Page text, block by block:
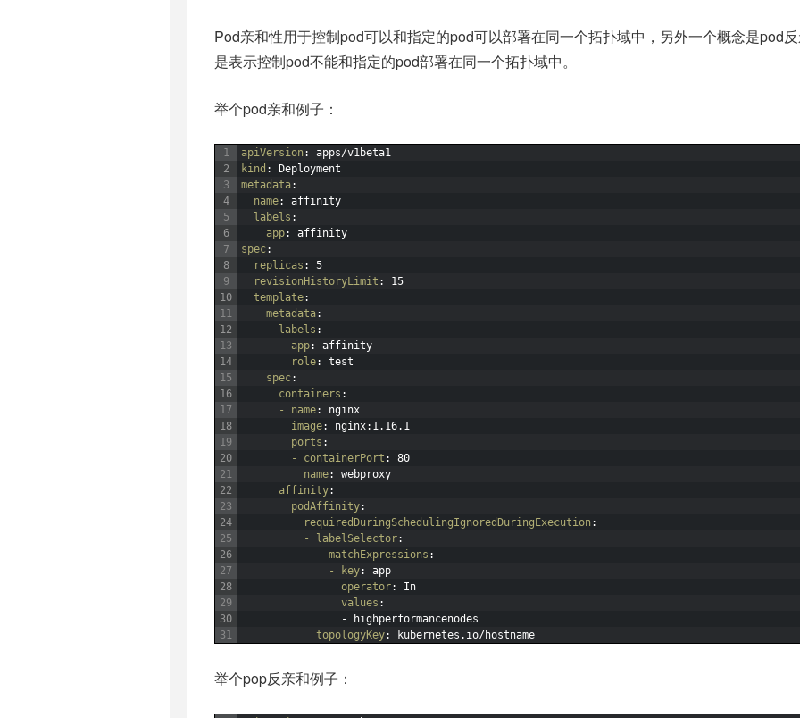
Pod亲和性用于控制pod可以和指定的pod可以部署在同一个拓扑域中，另外一个概念是pod
是表示控制pod不能和指定的pod部署在同一个拓扑域中。
举个pod亲和例子：
1
2
3
4
5
6
7
8
9
10
11
12
13
14
15
16
17
18
19
20
21
22
23
24
25
26
27
28
29
30
31
apiVersion : apps/v1beta1
kind : Deployment
metadata:
name: affinity
labels :
app: affinity
spec:
replicas : 5
revisionHistoryLimit : 15
template:
metadata:
labels :
app: affinity
role: test
spec:
containers :
- name: nginx
image: nginx:1.16.1
ports :
- containerPort : 80
name: webproxy
affinity:
podAffinity:
requiredDuringSchedulingIgnoredDuringExecution :
- labelSelector:
matchExpressions :
- key: app
operator: In
values :
-
highperformancenodes
topologyKey: kubernetes.io/hostname
举个pop反亲和例子：